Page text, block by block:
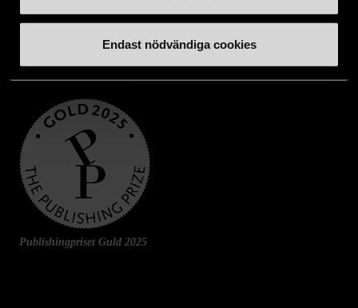
Endast nödvändiga cookies
Publishingpriset Guld 2025